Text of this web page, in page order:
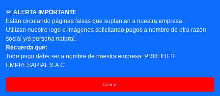
🚨 ALERTA IMPORTANTE
Están circulando páginas falsas que suplantan a nuestra empresa.
Utilizan nuestro logo e imágenes solicitando pagos a nombre de otra razón
social y/o persona natural.
Recuerda que:
Todo pago debe ser a nombre de nuestra empresa: PROLIDER
EMPRESARIAL S.A.C.
Cerrar